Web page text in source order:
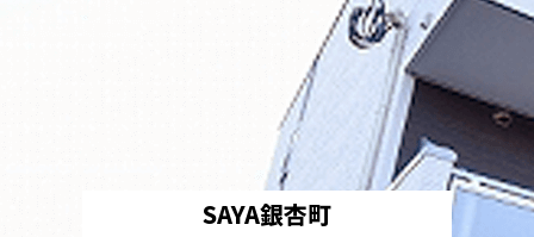
SAYA銀杏町